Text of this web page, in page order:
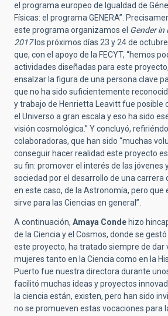
el programa europeo de Igualdad de
Físicas: el programa GENERA”.
este programa organizamos el Gender in
2017los próximos días 23 y 24 de
que, con el apoyo de la FECYT, “hemos
actividades diseñadas para este
ensalzar la figura de una persona clave
que no ha sido suficientemente
y trabajo de Henrietta Leavitt fue posible
el Universo a gran escala y eso ha sido
visión cosmológica.” Y concluyó,
colaboradoras, que han sido “muchas
conseguir hacer realidad este proyecto
su fin: promover el interés de las jóvenes
sociedad por el desarrollo de una carrera
en este caso, de la Astronomía, pero que
sirve para las Ciencias en general”.
A continuación, Amaya Conde hizo
de la Ciencia y el Cosmos, donde se
este proyecto, ha tratado siempre de dar
mujeres tanto en la Ciencia como en la
Puerto fue nuestra directora durante
facilitó muchas ideas y proyectos
la ciencia están, existen, pero han sido
no se promueven estas vocaciones para